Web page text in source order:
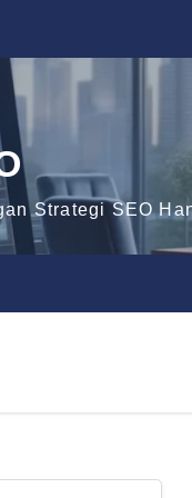
Strategi SEO